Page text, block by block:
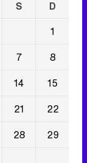
S
D
1
7
8
14
15
21
22
28
29